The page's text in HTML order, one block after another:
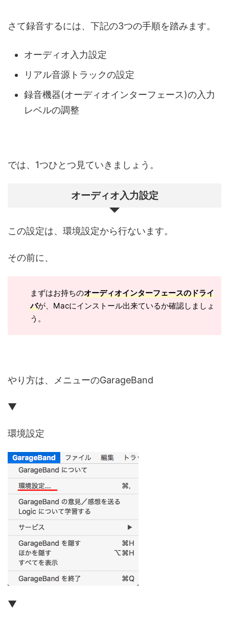
さて録音するには、下記の3つの手順を踏みます。
オーディオ入力設定
リアル音源トラックの設定
録音機器(オーディオインターフェース)の入力
レベルの調整
では、1つひとつ見ていきましょう。
オーディオ入力設定
この設定は、環境設定から行ないます。
その前に、
まずはお持ちのオーディオインターフェースのドライ
バが、Macにインストール出来ているか確認しましょ
う。
やり方は、メニューのGarageBand
▼
環境設定
▼